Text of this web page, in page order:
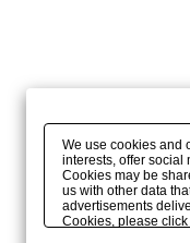
We use cookies and
interests, offer social
Cookies may be
us with other data
advertisements
Cookies, please